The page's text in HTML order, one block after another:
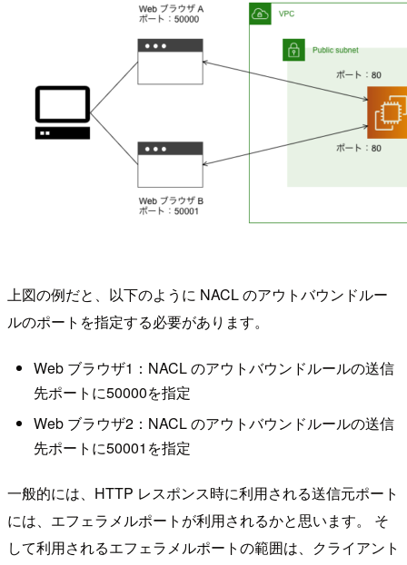
上図の例だと、以下のように NACL のアウトバウンドルー
ルのポートを指定する必要があります。
Web ブラウザ1：NACL のアウトバウンドルールの送信
先ポートに50000を指定
Web ブラウザ2：NACL のアウトバウンドルールの送信
先ポートに50001を指定
一般的には、HTTP レスポンス時に利用される送信元ポート
には、エフェラメルポートが利用されるかと思います。 そ
して利用されるエフェラメルポートの範囲は、クライアント